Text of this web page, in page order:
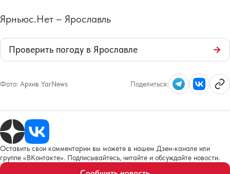
Ярньюс.Нет – Ярославль
Проверить погоду в Ярославле →
Фото: Архив YarNews Поделиться:
Оставить свои комментарии вы можете в нашем Дзен-канале или
группе «ВКонтакте». Подписывайтесь, читайте и обсуждайте новости.